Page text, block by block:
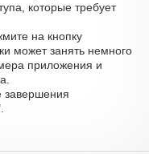
которые требует
на кнопку
может занять немного
приложения и
завершения